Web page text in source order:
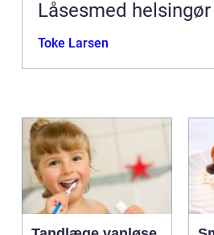
Låsesmed helsingør
Toke Larsen